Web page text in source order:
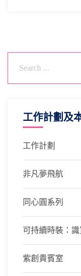
工作計劃及
工作計劃
非凡夢飛航
同心圓系列
可持續時裝：
紫創貴賓室